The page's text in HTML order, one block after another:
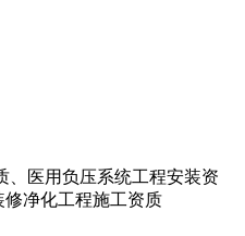
、医用负压系统工程安装资
净化工程施工资质